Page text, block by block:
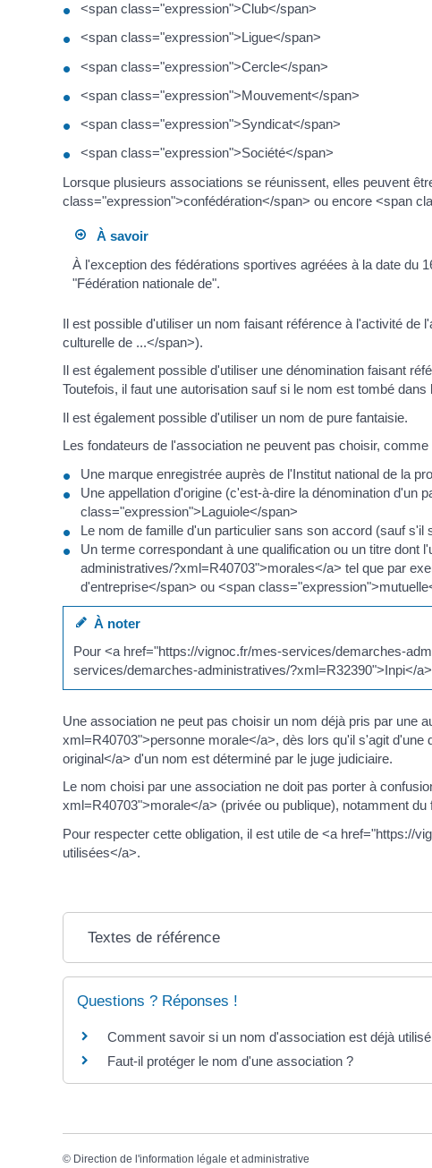
<span class="expression">Club</span>
<span class="expression">Ligue</span>
<span class="expression">Cercle</span>
<span class="expression">Mouvement</span>
<span class="expression">Syndicat</span>
<span class="expression">Société</span>
Lorsque plusieurs associations se réunissent, elles peuvent
class="expression">confédération</span> ou encore <span
À savoir
À l'exception des fédérations sportives agréées à la date du
"Fédération nationale de".
Il est possible d'utiliser un nom faisant référence à l'activité
culturelle de ...</span>).
Il est également possible d'utiliser une dénomination faisant
Toutefois, il faut une autorisation sauf si le nom est tombé dans
Il est également possible d'utiliser un nom de pure fantaisie.
Les fondateurs de l'association ne peuvent pas choisir,
Une marque enregistrée auprès de l'Institut national de la
Une appellation d'origine (c'est-à-dire la dénomination d'un
class="expression">Laguiole</span>
Le nom de famille d'un particulier sans son accord (sauf
Un terme correspondant à une qualification ou un titre
administratives/?xml=R40703">morales</a> tel que par
d'entreprise</span> ou <span
À noter
Pour <a href="https://vignoc.fr/mes-services/demarches-
services/demarches-administratives/?xml=R32390">Inpi</
Une association ne peut pas choisir un nom déjà pris par une
xml=R40703">personne morale</a>, dès lors qu'il s'agit
original</a> d'un nom est déterminé par le juge judiciaire.
Le nom choisi par une association ne doit pas porter à
xml=R40703">morale</a> (privée ou publique), notamment
Pour respecter cette obligation, il est utile de <a href="https://
utilisées</a>.
Textes de référence
Questions ? Réponses !
Comment savoir si un nom d'association est déjà
Faut-il protéger le nom d'une association ?
© Direction de l'information légale et administrative